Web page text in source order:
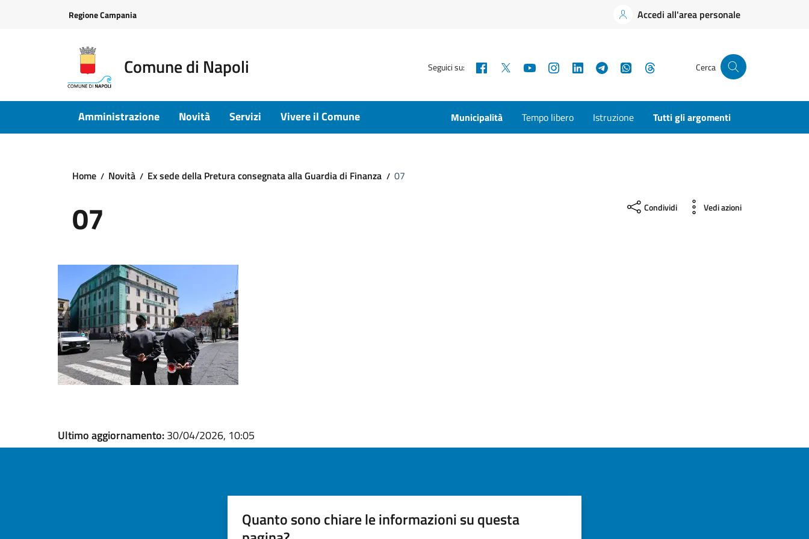
Regione Campania Accedi all'area personale
Comune di Napoli Seguici su: Facebook YouTubeInstagramLinkedInTelegramWhatsApp Cerca
Amministrazione Novità Servizi Vivere il Comune Municipalità Tempo libero Istruzione Tutti gli argomenti
Home Novità Ex sede della Pretura consegnata alla Guardia di Finanza 07
07 Condividi Vedi azioni
Ultimo aggiornamento:30/04/2026, 10:05
Quanto sono chiare le informazioni su questa